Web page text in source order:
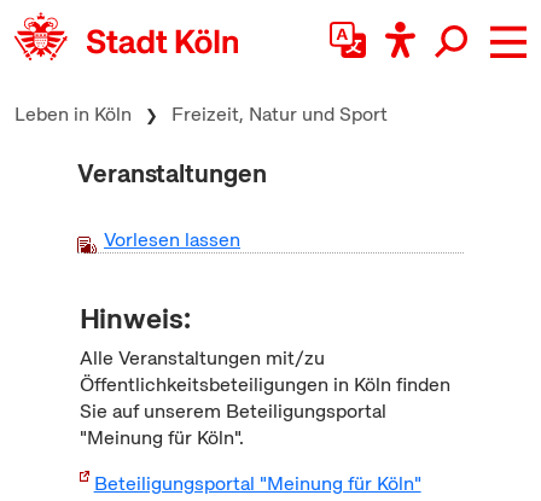
zum Inhalt springen
Leben in Köln Freizeit, Natur und Sport
Veranstaltungen
Vorlesen lassen
Hinweis:
Alle Veranstaltungen mit/zu
Öffentlichkeitsbeteiligungen in Köln finden
Sie auf unserem Beteiligungsportal
"Meinung für Köln".
Beteiligungsportal "Meinung für Köln"